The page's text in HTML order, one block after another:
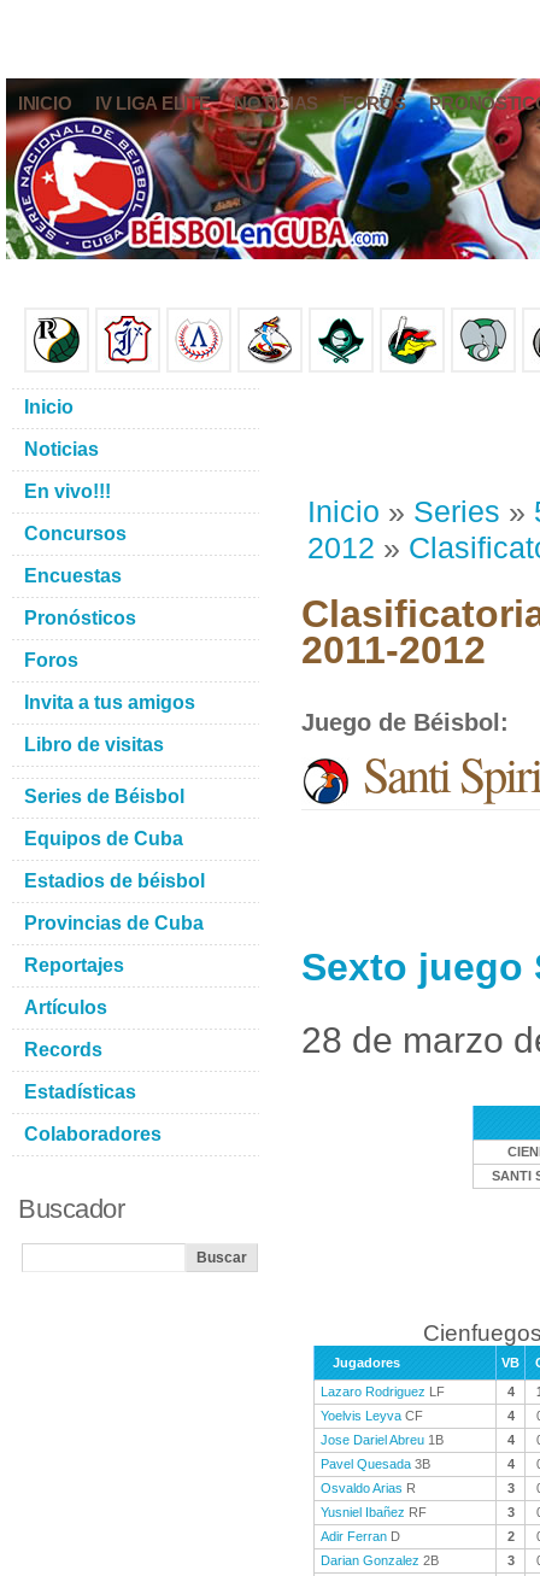
INICIO IV LIGA ELITE NOTICIAS FOROS
Inicio » Series »
2012 »
2011-2012
Juego de Béisbol :
Santi
Sexto juego
28 de marzo
SANTI
Jugadores VB
Lazaro Rodriguez LF 4
Yoelvis Leyva CF 4
Jose Dariel Abreu 1B 4
Pavel Quesada 3B 4
Osvaldo Arias R 3
Yusniel Ibañez RF 3
Adir Ferran D 2
Darian Gonzalez 2B 3
Inicio
Noticias
En vivo!!!
Concursos
Encuestas
Pronósticos
Foros
Invita a tus amigos
Libro de visitas
Series de Béisbol
Equipos de Cuba
Estadios de béisbol
Provincias de Cuba
Reportajes
Artículos
Records
Estadísticas
Colaboradores
Buscador